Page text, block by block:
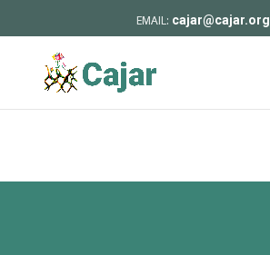
cajar@cajar.org